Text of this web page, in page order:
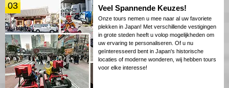
03 Veel Spannende Keuzes!
Onze tours nemen u mee naar al uw favoriete
plekken in Japan! Met verschillende vestigingen
in grote steden heeft u volop mogelijkheden om
uw ervaring te personaliseren. Of u nu
geïnteresseerd bent in Japan's historische
locaties of moderne wonderen, wij hebben tours
voor elke interesse!